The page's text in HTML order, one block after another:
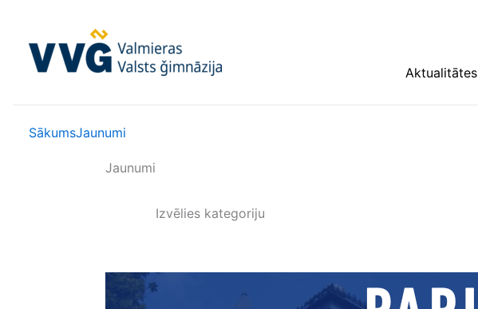
content
Aktualitātes
SākumsJaunumi
Jaunumi
Izvēlies kategoriju